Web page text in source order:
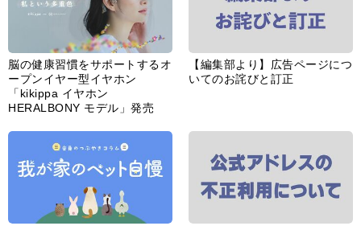
脳の健康習慣をサポートするオ
ープンイヤー型イヤホン
「kikippa イヤホン
HERALBONY モデル」発売
【編集部より】広告ページにつ
いてのお詫びと訂正